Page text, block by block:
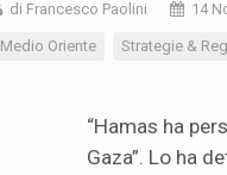
di Francesco Paolini 14
Medio Oriente Strategie &
“Hamas ha
Gaza”. Lo ha